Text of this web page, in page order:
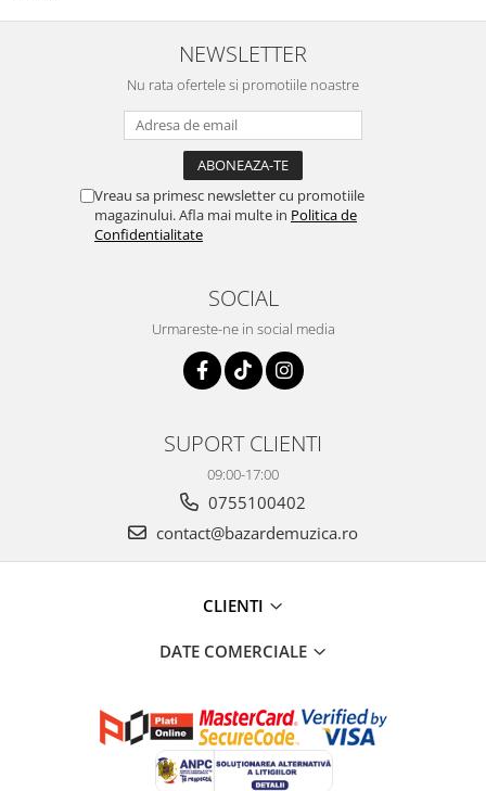
NEWSLETTER
Nu rata ofertele si promotiile noastre
Vreau sa primesc newsletter cu promotiile
magazinului. Afla mai multe in Politica de
Confidentialitate
SOCIAL
Urmareste-ne in social media
SUPORT CLIENTI
09:00-17:00
0755100402
contact@bazardemuzica.ro
CLIENTI
DATE COMERCIALE